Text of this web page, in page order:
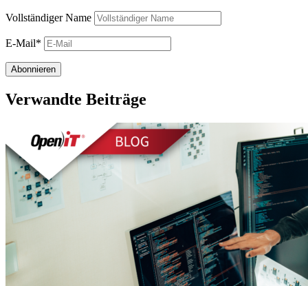
Vollständiger Name
E-Mail*
Verwandte Beiträge